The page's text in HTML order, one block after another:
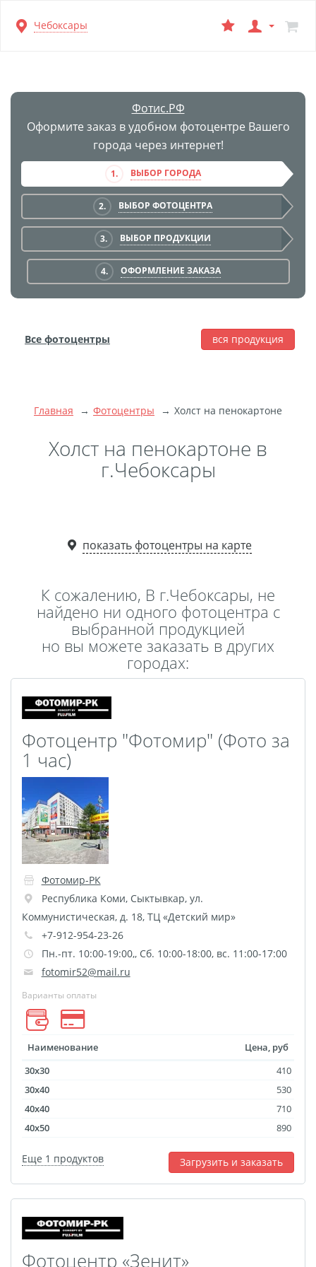
Перейти
к
Чебоксары
Фотис.РФ
Оформите заказ в удобном фотоцентре Вашего
города через интернет!
1. ВЫБОР ГОРОДА
2. ВЫБОР ФОТОЦЕНТРА
3. ВЫБОР ПРОДУКЦИИ
4. ОФОРМЛЕНИЕ ЗАКАЗА
Все фотоцентры
печать
Мультипанно
Фотоколлаж
Фотобокс
Пластификация
самоклеящемся виниле
акриле
Печать на баннере
Фотообои
Печать на прозрачной
пленке
Рекламные конструкции
Напольная графика
Широкоформатное
ламинирование
Изготовление баннеров
Оформление картин
Накатка Фото на ХДФ
Фото в алюминиевом
багете
Холст на ДВП
Картины на досках
Самоклеящийся винил
Печать выкроек
Холст на конкурс
Фотопечать больших
вся продукция
Главная Фотоцентры Холст на пенокартоне
Холст на пенокартоне в
г.Чебоксары
показать фотоцентры на карте
К сожалению, В г.Чебоксары, не
найдено ни одного фотоцентра с
выбранной продукцией
но вы можете заказать в других
городах:
Фотоцентр "Фотомир" (Фото за
1 час)
Фотомир-РК
Республика Коми, Сыктывкар, ул.
Коммунистическая, д. 18, ТЦ «Детский мир»
+7-912-954-23-26
Пн.-пт. 10:00-19:00,, Cб. 10:00-18:00, вс. 11:00-17:00
fotomir52@mail.ru
Варианты оплаты
Наименование
Цена, руб
30x30
410
30x40
530
40x40
710
40x50
890
Еще 1 продуктов Загрузить и заказать
Фотоцентр «Зенит»